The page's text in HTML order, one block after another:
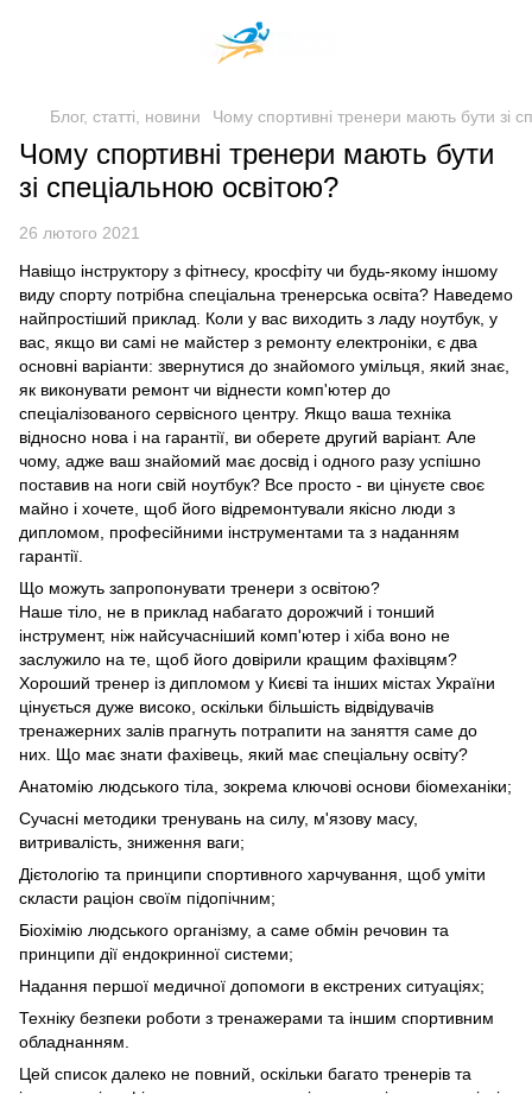
Блог, статті, новини Чому спортивні тренери мають бути зі
Чому спортивні тренери мають бути
зі спеціальною освітою?
26 лютого 2021
Навіщо інструктору з фітнесу, кросфіту чи будь-якому іншому
виду спорту потрібна спеціальна тренерська освіта? Наведемо
найпростіший приклад. Коли у вас виходить з ладу ноутбук, у
вас, якщо ви самі не майстер з ремонту електроніки, є два
основні варіанти: звернутися до знайомого умільця, який знає,
як виконувати ремонт чи віднести комп'ютер до
спеціалізованого сервісного центру. Якщо ваша техніка
відносно нова і на гарантії, ви оберете другий варіант. Але
чому, адже ваш знайомий має досвід і одного разу успішно
поставив на ноги свій ноутбук? Все просто - ви цінуєте своє
майно і хочете, щоб його відремонтували якісно люди з
дипломом, професійними інструментами та з наданням
гарантії.
Що можуть запропонувати тренери з освітою?
Наше тіло, не в приклад набагато дорожчий і тонший
інструмент, ніж найсучасніший комп'ютер і хіба воно не
заслужило на те, щоб його довірили кращим фахівцям?
Хороший тренер із дипломом у Києві та інших містах України
цінується дуже високо, оскільки більшість відвідувачів
тренажерних залів прагнуть потрапити на заняття саме до
них. Що має знати фахівець, який має спеціальну освіту?
Анатомію людського тіла, зокрема ключові основи біомеханіки;
Сучасні методики тренувань на силу, м'язову масу,
витривалість, зниження ваги;
Дієтологію та принципи спортивного харчування, щоб уміти
скласти раціон своїм підопічним;
Біохімію людського організму, а саме обмін речовин та
принципи дії ендокринної системи;
Надання першої медичної допомоги в екстрених ситуаціях;
Техніку безпеки роботи з тренажерами та іншим спортивним
обладнанням.
Цей список далеко не повний, оскільки багато тренерів та